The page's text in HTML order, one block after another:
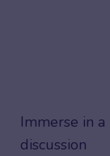
Immerse in a
discussion